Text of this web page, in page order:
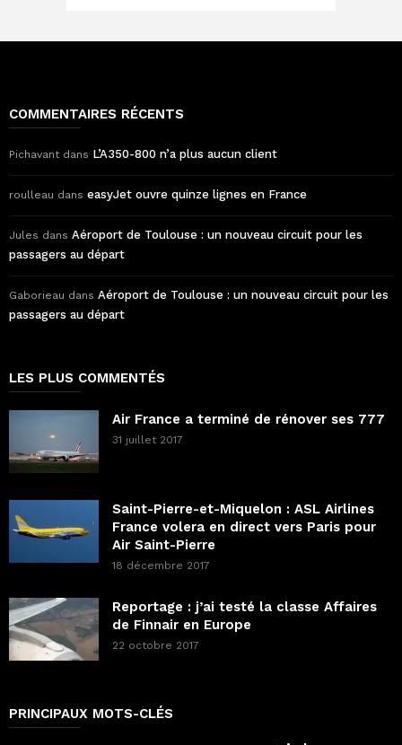
COMMENTAIRES RÉCENTS
Pichavant dans L’A350-800 n’a plus aucun client
roulleau dans easyJet ouvre quinze lignes en France
Jules dans Aéroport de Toulouse : un nouveau circuit pour les
passagers au départ
Gaborieau dans Aéroport de Toulouse : un nouveau circuit pour les
passagers au départ
LES PLUS COMMENTÉS
Air France a terminé de rénover ses 777
31 juillet 2017
Saint-Pierre-et-Miquelon : ASL Airlines
France volera en direct vers Paris pour
Air Saint-Pierre
18 décembre 2017
Reportage : j’ai testé la classe Affaires
de Finnair en Europe
22 octobre 2017
PRINCIPAUX MOTS-CLÉS